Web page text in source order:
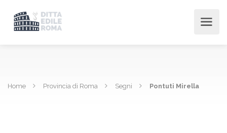
Home Provincia di Roma Segni Pontuti Mirella